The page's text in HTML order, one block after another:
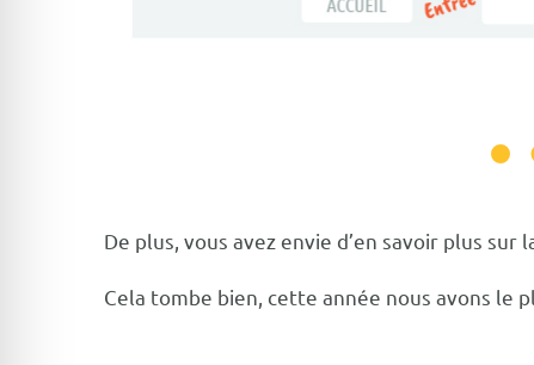
De plus, vous avez envie d’en savoir plus sur
Cela tombe bien, cette année nous avons le